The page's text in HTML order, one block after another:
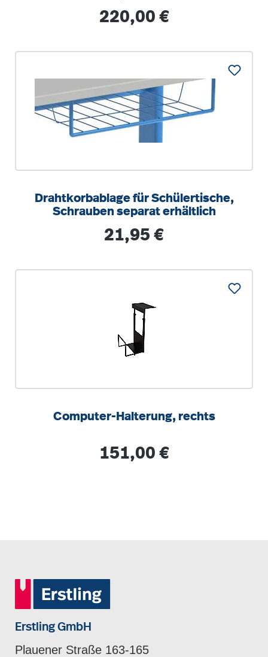
Regulärer Preis:
220,00 €
Drahtkorbablage für Schülertische,
Schrauben separat erhältlich
Regulärer Preis:
21,95 €
Computer-Halterung, rechts
Regulärer Preis:
151,00 €
Erstling GmbH
Plauener Straße 163-165